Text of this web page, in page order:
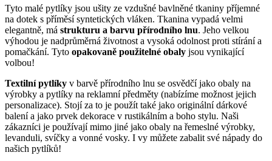
Tyto malé pytlíky jsou ušity ze vzdušné bavlněné tkaniny příjemné
na dotek s příměsí syntetických vláken. Tkanina vypadá velmi
elegantně, má strukturu a barvu přírodního lnu. Jeho velkou
výhodou je nadprůměrná životnost a vysoká odolnost proti stírání a
pomačkání. Tyto opakovaně použitelné obaly jsou vynikající
volbou!
Textilní pytlíky v barvě přírodního lnu se osvědčí jako obaly na
výrobky a pytlíky na reklamní předměty (nabízíme možnost jejich
personalizace). Stojí za to je použít také jako originální dárkové
balení a jako prvek dekorace v rustikálním a boho stylu. Naši
zákazníci je používají mimo jiné jako obaly na řemeslné výrobky,
levanduli, svíčky a vonné vosky. I vy můžete zabalit své nápady do
našich pytlíků!